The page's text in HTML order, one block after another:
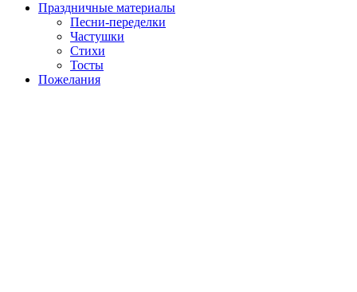
Праздничные материалы
Песни-переделки
Частушки
Стихи
Тосты
Пожелания